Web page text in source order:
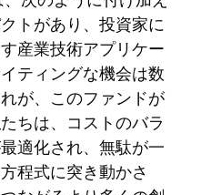
トがあり、投資家に
産業技術アプリケー
ティングな機会は数
が、このファンドが
ちは、コストのバラ
適化され、無駄が一
程式に突き動かさ